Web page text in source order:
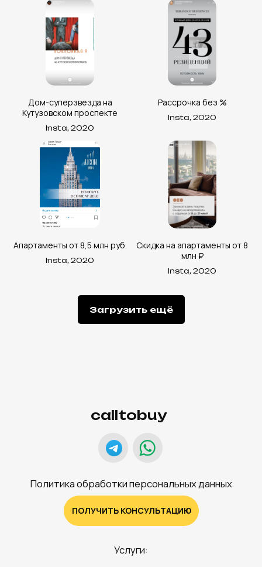
Дом-суперзвезда на
Кутузовском проспекте
Insta, 2020
Рассрочка без %
Insta, 2020
Апартаменты от 8,5 млн руб.
Insta, 2020
Скидка на апартаменты от 8
млн ₽
Insta, 2020
Загрузить ещё